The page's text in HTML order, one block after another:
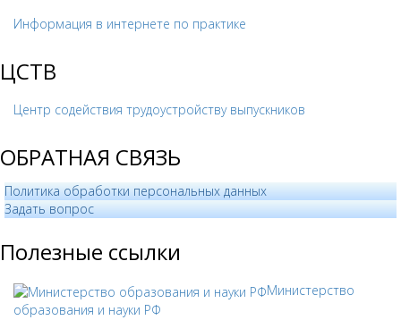
Информация в интернете по практике
ЦСТВ
Центр содействия трудоустройству выпускников
ОБРАТНАЯ СВЯЗЬ
Политика обработки персональных данных
­Задать вопрос
Полезные ссылки
Министерство
образования и науки РФ